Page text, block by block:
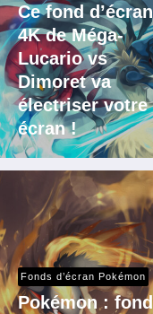
Ce fond d’écran
4K de Méga-
Lucario vs
Dimoret va
électriser votre
écran !
Fonds d’écran Pokémon
Pokémon : fond